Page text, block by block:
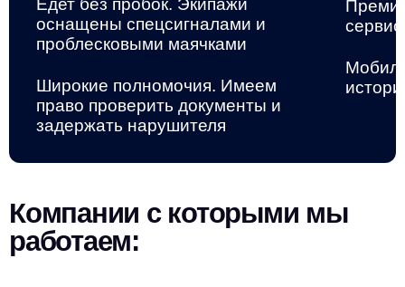
Едет без пробок. Экипажи
оснащены спецсигналами и
проблесковыми маячками
Широкие полномочия. Имеем
право проверить документы и
задержать нарушителя
сервис
Компании с которыми мы
работаем: